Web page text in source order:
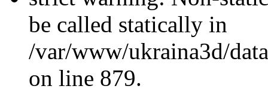
be called statically in
/var/www/ukraina3d/
on line 879.